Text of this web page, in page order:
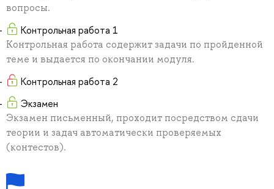
вопросы.
Контрольная работа 1
Контрольная работа содержит задачи по пройденной
теме и выдается по окончании модуля.
Контрольная работа 2
Экзамен
Экзамен письменный, проходит посредством сдачи
теории и задач автоматически проверяемых
(контестов).